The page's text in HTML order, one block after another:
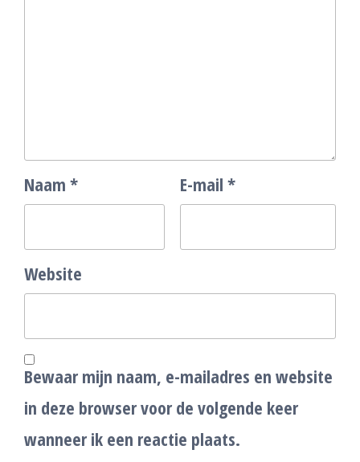
Naam * E-mail *
Website
Bewaar mijn naam, e-mailadres en website
in deze browser voor de volgende keer
wanneer ik een reactie plaats.